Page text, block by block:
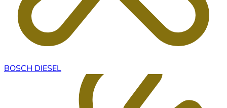
BOSCH DIESEL